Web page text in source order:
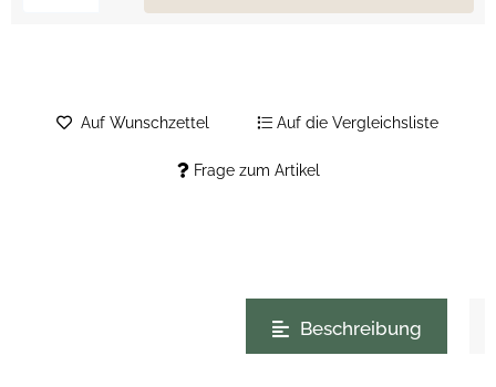
Frage zum Artikel
Auf Wunschzettel Auf die Vergleichsliste
Beschreibung